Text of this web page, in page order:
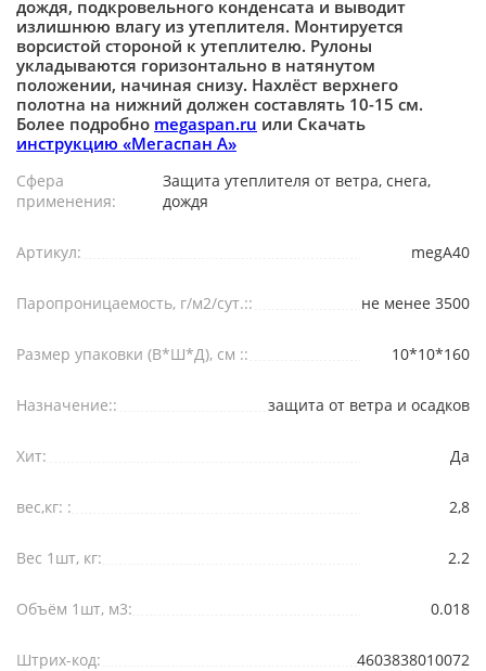
дождя, подкровельного конденсата и выводит
излишнюю влагу из утеплителя. Монтируется
ворсистой стороной к утеплителю. Рулоны
укладываются горизонтально в натянутом
положении, начиная снизу. Нахлёст верхнего
полотна на нижний должен составлять 10-15 см.
Более подробно megaspan.ru или Скачать
инструкцию «Мегаспан А»
Сфера
применения:
Защита утеплителя от ветра, снега,
дождя
Артикул: megA40
Паропроницаемость, г/м2/сут.:: не менее 3500
Размер упаковки (В*Ш*Д), см :: 10*10*160
Назначение:: защита от ветра и осадков
Хит: Да
вес,кг: : 2,8
Вес 1шт, кг: 2.2
Объём 1шт, м3: 0.018
Штрих-код: 4603838010072